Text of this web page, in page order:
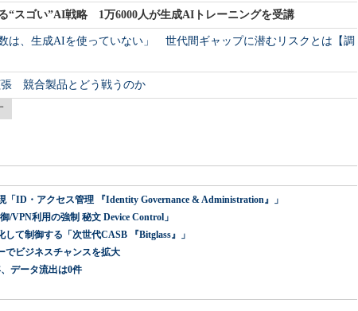
“スゴい”AI戦略 1万6000人が生成AIトレーニングを受講
数は、生成AIを使っていない」 世代間ギャップに潜むリスクとは【調
張 競合製品とどう戦うのか
ID・アクセス管理 『Identity Governance & Administration』」
VPN利用の強制 秘文 Device Control」
て制御する「次世代CASB 『Bitglass』」
でビジネスチャンスを拡大
データ流出は0件